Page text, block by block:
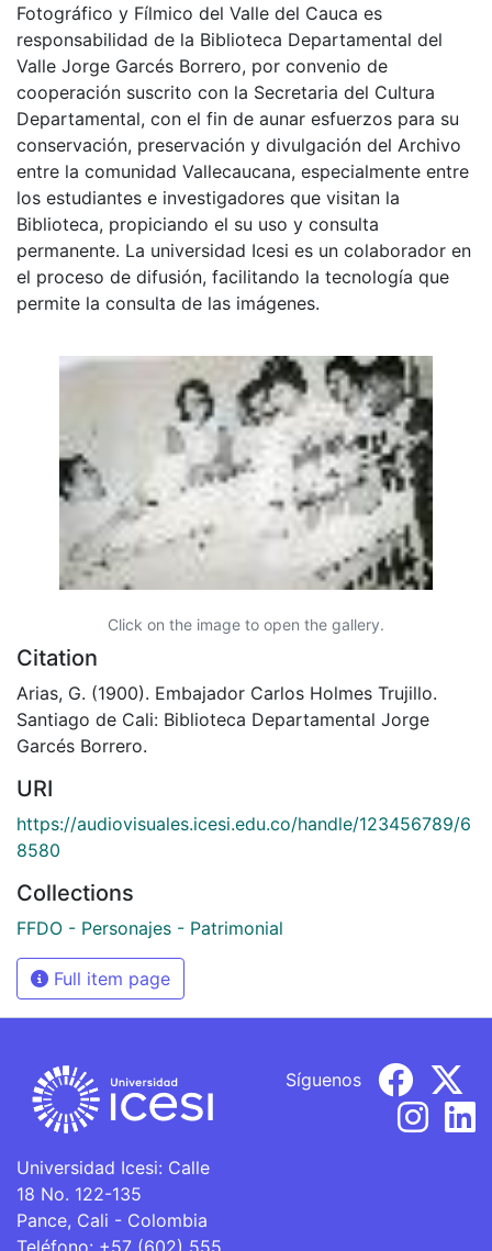
Fotográfico y Fílmico del Valle del Cauca es
responsabilidad de la Biblioteca Departamental del
Valle Jorge Garcés Borrero, por convenio de
cooperación suscrito con la Secretaria del Cultura
Departamental, con el fin de aunar esfuerzos para su
conservación, preservación y divulgación del Archivo
entre la comunidad Vallecaucana, especialmente entre
los estudiantes e investigadores que visitan la
Biblioteca, propiciando el su uso y consulta
permanente. La universidad Icesi es un colaborador en
el proceso de difusión, facilitando la tecnología que
permite la consulta de las imágenes.
Click on the image to open the gallery.
Citation
Arias, G. (1900). Embajador Carlos Holmes Trujillo.
Santiago de Cali: Biblioteca Departamental Jorge
Garcés Borrero.
URI
https://audiovisuales.icesi.edu.co/handle/123456789/6
8580
Collections
FFDO - Personajes - Patrimonial
Full item page
Universidad Icesi: Calle
18 No. 122-135
Pance, Cali - Colombia
Teléfono: +57 (602) 555
Síguenos